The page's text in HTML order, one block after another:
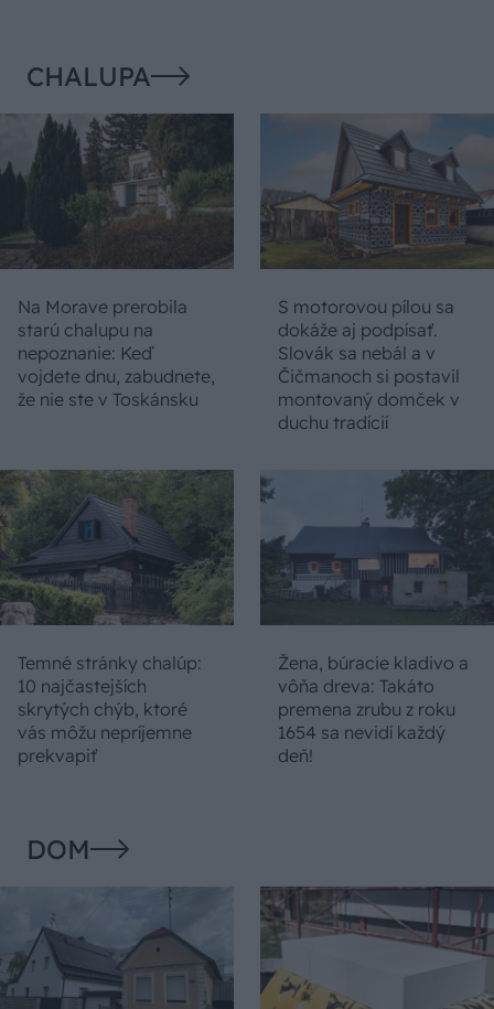
CHALUPA
Na Morave prerobila
starú chalupu na
nepoznanie: Keď
vojdete dnu, zabudnete,
že nie ste v Toskánsku
S motorovou pílou sa
dokáže aj podpísať.
Slovák sa nebál a v
Čičmanoch si postavil
montovaný domček v
duchu tradícií
Temné stránky chalúp:
10 najčastejších
skrytých chýb, ktoré
vás môžu nepríjemne
prekvapiť
Žena, búracie kladivo a
vôňa dreva: Takáto
premena zrubu z roku
1654 sa nevidí každý
deň!
DOM